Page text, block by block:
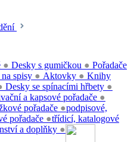
● Desky s gumičkou ●
spisy ● Aktovky ●
Desky se spínacími hřbety ●
Pořadače
a kapsové pořadače ●
pořadače ●
pořadače ●
a doplňky ●
Knihy
podpisové,
třídicí, katalogové